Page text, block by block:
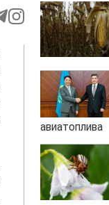
авиатоплива